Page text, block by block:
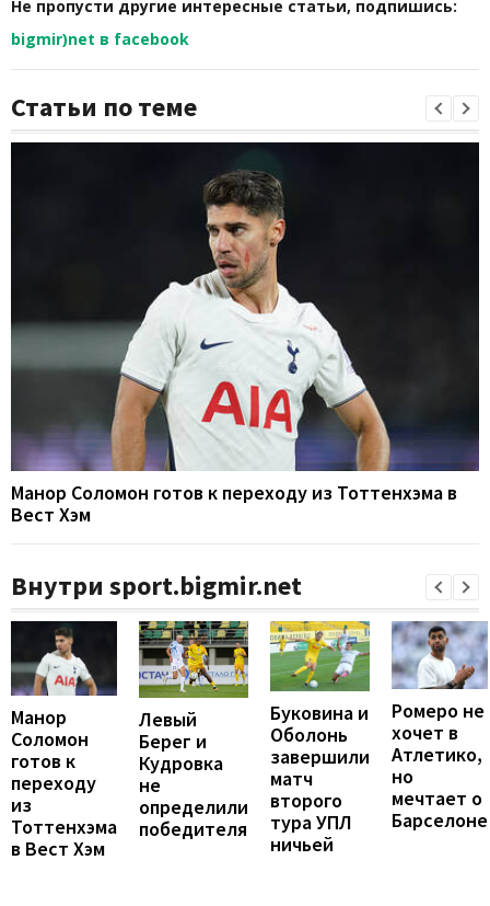
Не пропусти другие интересные статьи, подпишись:
bigmir)net в facebook
Статьи по теме
Манор Соломон готов к переходу из Тоттенхэма в
Вест Хэм
Внутри sport.bigmir.net
Манор
Соломон
готов к
переходу
из
Тоттенхэма
в Вест Хэм
Левый
Берег и
Кудровка
не
определили
победителя
Буковина и
Оболонь
завершили
матч
второго
тура УПЛ
ничьей
Ромеро не
хочет в
Атлетико,
но
мечтает о
Барселоне